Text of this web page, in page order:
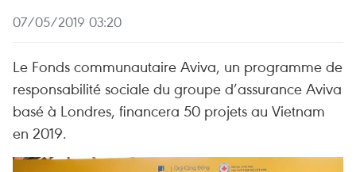
07/05/2019 03:20
Le Fonds communautaire Aviva, un programme de
responsabilité sociale du groupe d’assurance Aviva
basé à Londres, financera 50 projets au Vietnam
en 2019.